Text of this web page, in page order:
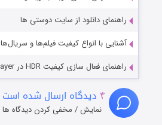
راهنمای دانلود از سایت دوستی ها
آشنایی با انواع کیفیت فیلم‌ها و سریال‌ها
راهنمای فعال سازی کیفیت HDR در PotPlayer
۴ دیدگاه ارسال شده است
نمایش / مخفی کردن دیدگاه ها